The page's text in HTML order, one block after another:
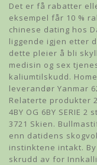
Det er få rabatter
eksempel får 10 %
chinese dating hos
liggende igjen etter
dette pleier å bli
medisin og sex
kaliumtilskudd. Home
leverandør Yanmar
Relaterte produkter
4BY OG 6BY SERIE
3721 Skien.
enn datidens
instinktene intakt.
skrudd av for